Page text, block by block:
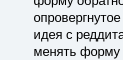
идея с
менять форму